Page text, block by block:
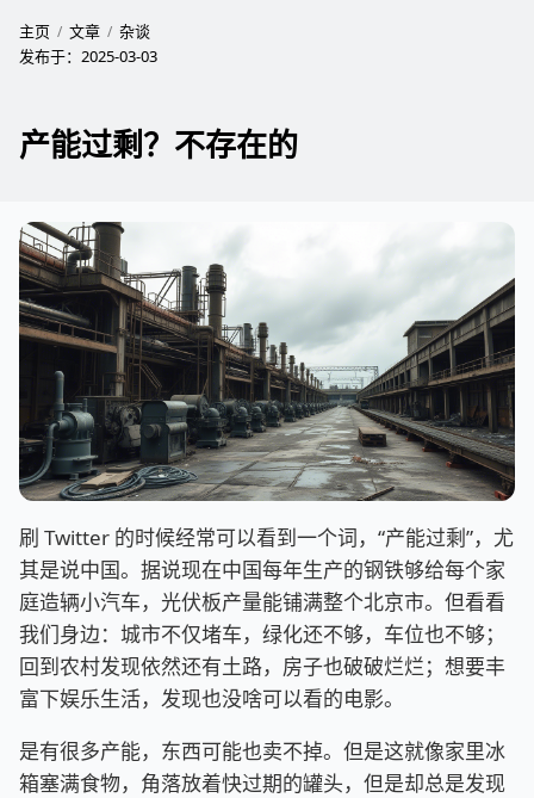
主页 文章
杂谈
发布于： 2025-03-03
产能过剩？不存在的
刷 Twitter 的时候经常可以看到一个词，“产能过剩”，尤
其是说中国。据说现在中国每年生产的钢铁够给每个家
庭造辆小汽车，光伏板产量能铺满整个北京市。但看看
我们身边：城市不仅堵车，绿化还不够，车位也不够；
回到农村发现依然还有土路，房子也破破烂烂；想要丰
富下娱乐生活，发现也没啥可以看的电影。
是有很多产能，东西可能也卖不掉。但是这就像家里冰
箱塞满食物，角落放着快过期的罐头，但是却总是发现